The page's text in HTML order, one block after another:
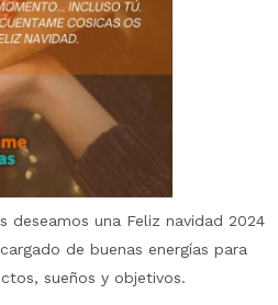
deseamos una Feliz navidad 2024
de buenas energías para
sueños y objetivos.